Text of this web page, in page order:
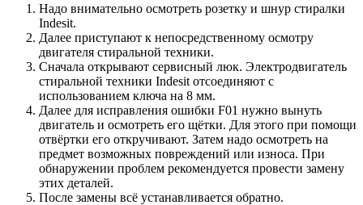
Надо внимательно осмотреть розетку и шнур стиралки
Indesit.
Далее приступают к непосредственному осмотру
двигателя стиральной техники.
Сначала открывают сервисный люк. Электродвигатель
стиральной техники Indesit отсоединяют с
использованием ключа на 8 мм.
Далее для исправления ошибки F01 нужно вынуть
двигатель и осмотреть его щётки. Для этого при помощи
отвёртки его откручивают. Затем надо осмотреть на
предмет возможных повреждений или износа. При
обнаружении проблем рекомендуется провести замену
этих деталей.
После замены всё устанавливается обратно.